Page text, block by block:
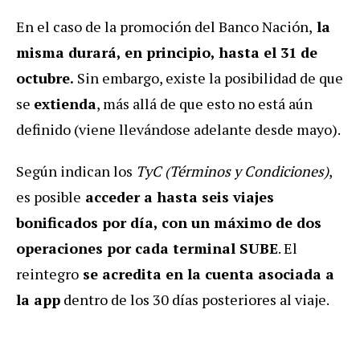
En el caso de la promoción del Banco Nación, la
misma durará, en principio, hasta el 31 de
octubre. Sin embargo, existe la posibilidad de que
se extienda, más allá de que esto no está aún
definido (viene llevándose adelante desde mayo).
Según indican los TyC (Términos y Condiciones),
es posible acceder a hasta seis viajes
bonificados por día, con un máximo de dos
operaciones por cada terminal SUBE. El
reintegro se acredita en la cuenta asociada a
la app dentro de los 30 días posteriores al viaje.